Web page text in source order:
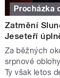
Procházka
Zatmění
Jeseteří
Za běžných
srpnové
Ty však letos